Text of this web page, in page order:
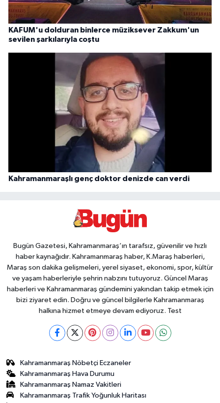
KAFUM'u dolduran binlerce müziksever Zakkum'un
sevilen şarkılarıyla coştu
Kahramanmaraşlı genç doktor denizde can verdi
Bugün Gazetesi, Kahramanmaraş’ın tarafsız, güvenilir ve hızlı
haber kaynağıdır. Kahramanmaraş haber, K.Maraş haberleri,
Maraş son dakika gelişmeleri, yerel siyaset, ekonomi, spor, kültür
ve yaşam haberleriyle şehrin nabzını tutuyoruz. Güncel Maraş
haberleri ve Kahramanmaraş gündemini yakından takip etmek için
bizi ziyaret edin. Doğru ve güncel bilgilerle Kahramanmaraş
halkına hizmet etmeye devam ediyoruz. Test
Kahramanmaraş Nöbetçi Eczaneler
Kahramanmaraş Hava Durumu
Kahramanmaraş Namaz Vakitleri
Kahramanmaraş Trafik Yoğunluk Haritası